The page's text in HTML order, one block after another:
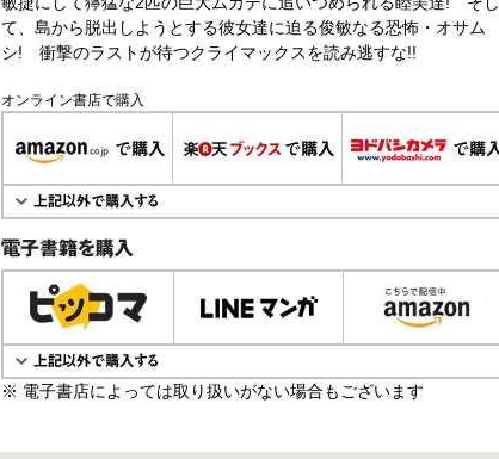
て、島から脱出しようとする彼女達に迫る俊敏なる恐怖・オサム
シ! 衝撃のラストが待つクライマックスを読み逃すな!!
オンライン書店で購入
電子書籍で購入
※ 電子書店によっては取り扱いがない場合もございます